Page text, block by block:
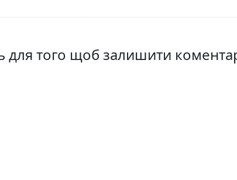
для того щоб залишити